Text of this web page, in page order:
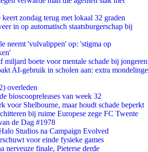
zondag terug met lokaal 32 graden
in op automatisch staatsburgerschap bij
neemt 'vulvalippen' op: 'stigma op
miljard boete voor mentale schade bij jongeren
AI-gebruik in scholen aan: extra mondelinge
overleden
bioscoopreleases van week 32
voor Shelbourne, maar houdt schade beperkt
bij ruime Europese zege FC Twente
de Dag #1978
Studios na Campaign Evolved
voor einde fysieke games
nerveuze finale, Pieterse derde